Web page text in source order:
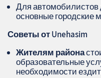
Для автомобилистов
основные городские
Советы от Unehasim
Жителям района
образовательные
необходимости